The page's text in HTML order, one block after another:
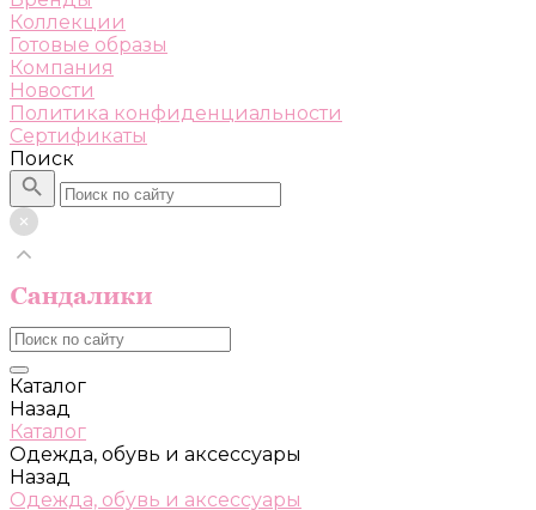
Коллекции
Готовые образы
Компания
Новости
Политика конфиденциальности
Сертификаты
Поиск
Каталог
Назад
Каталог
Одежда, обувь и аксессуары
Назад
Одежда, обувь и аксессуары